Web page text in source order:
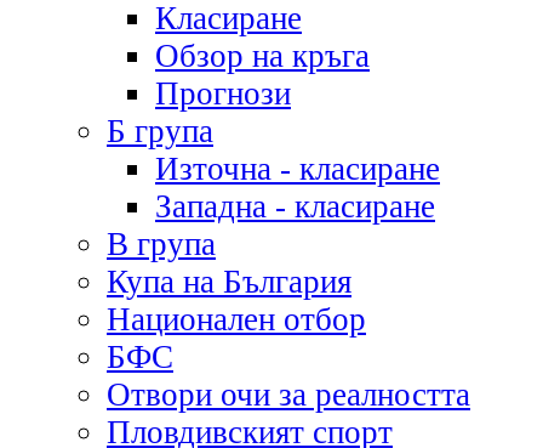
Класиране
Обзор на кръга
Прогнози
Б група
Източна - класиране
Западна - класиране
В група
Купа на България
Национален отбор
БФС
Отвори очи за реалността
Пловдивският спорт